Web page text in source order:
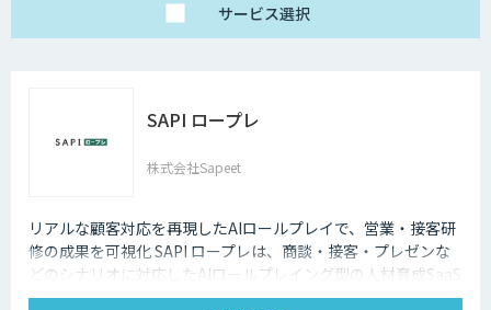
149,800円/月
サービス選択
SAPI ロープレ
株式会社Sapeet
リアルな顧客対応を再現したAIロールプレイで、営業・接客研
修の成果を可視化 SAPI ロープレは、商談・接客・プレゼンな
どのシナリオに対応したAIロールプレイング型の人材育成SaaS
です。 AIアバターとの実践トレーニングと動画フィードバック